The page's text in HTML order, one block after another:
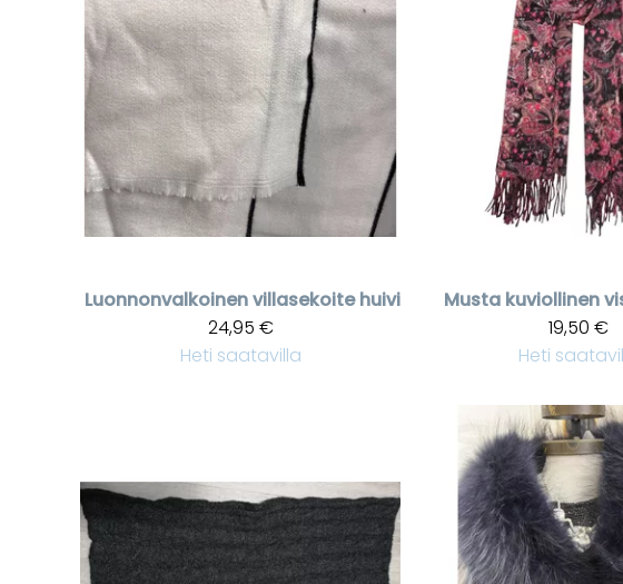
Luonnonvalkoinen villasekoite huivi
24,95 €
Heti saatavilla
Musta kuviollinen
19,50 €
Heti